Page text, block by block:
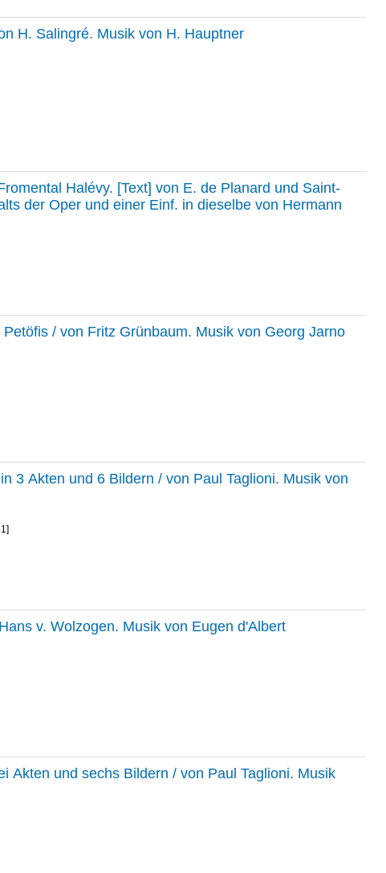
H. Salingré. Musik von H. Hauptner
Halévy. [Text] von E. de Planard und Saint-
der Oper und einer Einf. in dieselbe von Hermann
/ von Fritz Grünbaum. Musik von Georg Jarno
3 Akten und 6 Bildern / von Paul Taglioni. Musik von
v. Wolzogen. Musik von Eugen d'Albert
Akten und sechs Bildern / von Paul Taglioni. Musik